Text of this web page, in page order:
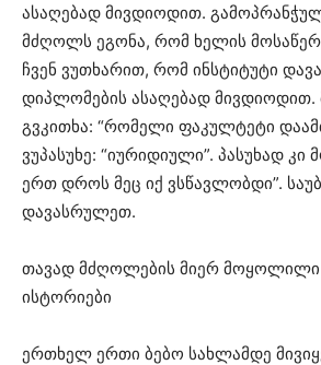
ასაღებად მივდიოდით.
მძღოლს ეგონა, რომ ხელის
ჩვენ ვუთხარით, რომ ინსტიტუტი
დიპლომების ასაღებად
გვკითხა: “რომელი ფაკულტეტი
ვუპასუხე: “იურიდიული”. პასუხად კი
ერთ დროს მეც იქ ვსწავლობდი”.
დავასრულეთ.
თავად მძღოლების მიერ მოყოლილი
ისტორიები
ერთხელ ერთი ბებო სახლამდე